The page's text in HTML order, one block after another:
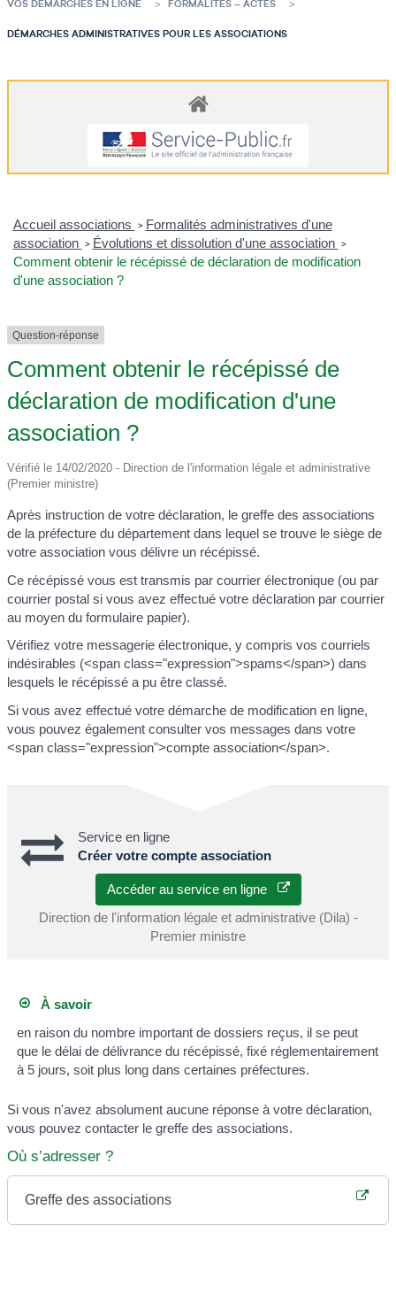
VOS DÉMARCHES EN LIGNE FORMALITÉS – ACTES
DÉMARCHES ADMINISTRATIVES POUR LES ASSOCIATIONS
Accueil associations > Formalités administratives d'une
association > Évolutions et dissolution d'une association >
Comment obtenir le récépissé de déclaration de modification
d'une association ?
Question-réponse
Comment obtenir le récépissé de
déclaration de modification d'une
association ?
Vérifié le 14/02/2020 - Direction de l'information légale et administrative
(Premier ministre)
Après instruction de votre déclaration, le greffe des associations
de la préfecture du département dans lequel se trouve le siège de
votre association vous délivre un récépissé.
Ce récépissé vous est transmis par courrier électronique (ou par
courrier postal si vous avez effectué votre déclaration par courrier
au moyen du formulaire papier).
Vérifiez votre messagerie électronique, y compris vos courriels
indésirables (<span class="expression">spams</span>) dans
lesquels le récépissé a pu être classé.
Si vous avez effectué votre démarche de modification en ligne,
vous pouvez également consulter vos messages dans votre
<span class="expression">compte association</span>.
Service en ligne
Créer votre compte association
Accéder au service en ligne
Direction de l'information légale et administrative (Dila) -
Premier ministre
À savoir
en raison du nombre important de dossiers reçus, il se peut
que le délai de délivrance du récépissé, fixé réglementairement
à 5 jours, soit plus long dans certaines préfectures.
Si vous n'avez absolument aucune réponse à votre déclaration,
vous pouvez contacter le greffe des associations.
Où s’adresser ?
Greffe des associations